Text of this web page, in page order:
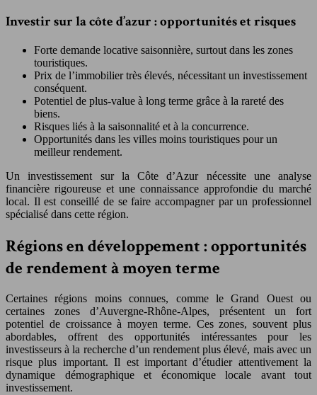
Investir sur la côte d’azur : opportunités et risques
Forte demande locative saisonnière, surtout dans les zones
touristiques.
Prix de l’immobilier très élevés, nécessitant un investissement
conséquent.
Potentiel de plus-value à long terme grâce à la rareté des
biens.
Risques liés à la saisonnalité et à la concurrence.
Opportunités dans les villes moins touristiques pour un
meilleur rendement.
Un investissement sur la Côte d’Azur nécessite une analyse
financière rigoureuse et une connaissance approfondie du marché
local. Il est conseillé de se faire accompagner par un professionnel
spécialisé dans cette région.
Régions en développement : opportunités
de rendement à moyen terme
Certaines régions moins connues, comme le Grand Ouest ou
certaines zones d’Auvergne-Rhône-Alpes, présentent un fort
potentiel de croissance à moyen terme. Ces zones, souvent plus
abordables, offrent des opportunités intéressantes pour les
investisseurs à la recherche d’un rendement plus élevé, mais avec un
risque plus important. Il est important d’étudier attentivement la
dynamique démographique et économique locale avant tout
investissement.